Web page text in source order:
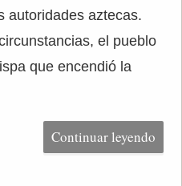
autoridades aztecas.
el pueblo
que encendió la
Continuar leyendo